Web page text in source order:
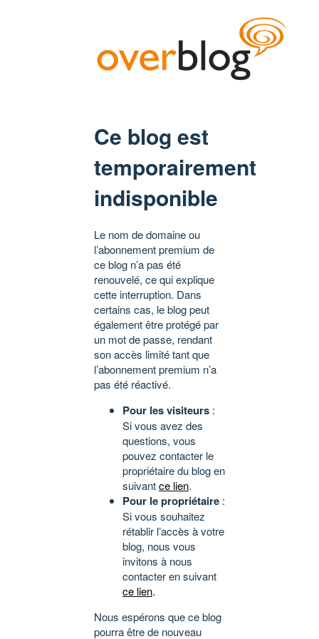
Ce blog est
temporairement
indisponible
Le nom de domaine ou
l’abonnement premium de
ce blog n’a pas été
renouvelé, ce qui explique
cette interruption. Dans
certains cas, le blog peut
également être protégé par
un mot de passe, rendant
son accès limité tant que
l’abonnement premium n’a
pas été réactivé.
Pour les visiteurs :
Si vous avez des
questions, vous
pouvez contacter le
propriétaire du blog en
suivantce lien.
Pour le propriétaire :
Si vous souhaitez
rétablir l’accès à votre
blog, nous vous
invitons à nous
contacter en suivant
ce lien.
Nous espérons que ce blog
pourra être de nouveau